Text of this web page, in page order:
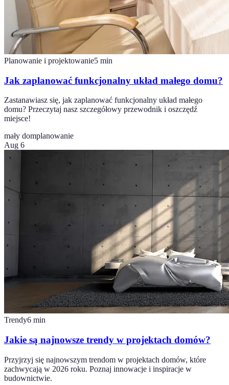
Planowanie i projektowanie5 min
Jak zaplanować funkcjonalny układ małego domu?
Zastanawiasz się, jak zaplanować funkcjonalny układ małego
domu? Przeczytaj nasz szczegółowy przewodnik i oszczędź
miejsce!
mały domplanowanie
Aug 6
Trendy6 min
Jakie są najnowsze trendy w projektach domów?
Przyjrzyj się najnowszym trendom w projektach domów, które
zachwycają w 2026 roku. Poznaj innowacje i inspiracje w
budownictwie.